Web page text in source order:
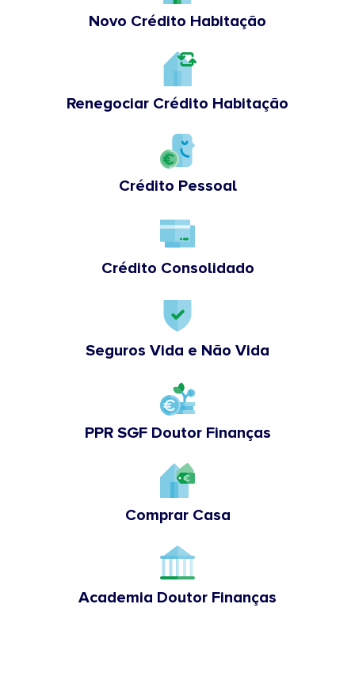
Novo Crédito Habitação
Renegociar Crédito Habitação
Crédito Pessoal
Crédito Consolidado
Seguros Vida e Não Vida
PPR SGF Doutor Finanças
Comprar Casa
Academia Doutor Finanças